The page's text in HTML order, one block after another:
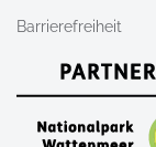
Barrierefreiheit